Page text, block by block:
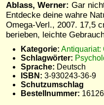
Natur entdecken
Tiermodelle
Fanartikel
Themenlisten
Detailsuche
Warenkorb
Ablass, Werner: Gar
Entdecke deine wahre
Omega-Verl., 2007. 17,5
berieben, leichte
Kategorie: Antiquariat:
Schlagwörter:
Sprache: Deutsch
ISBN: 3-930243-36-9
Schutzumschlag
Bestellnummer: